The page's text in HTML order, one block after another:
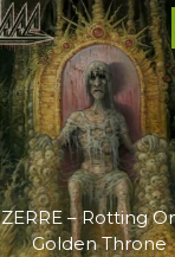
ZERRE – Rotting
Golden Throne